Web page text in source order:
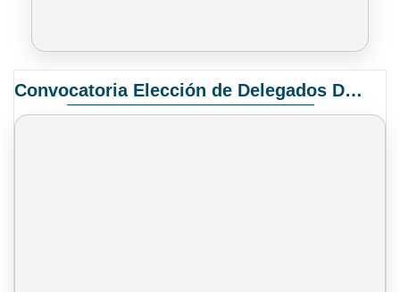
Convocatoria Elección de Delegados Docentes para el XIV Congreso Nacional de Universidades